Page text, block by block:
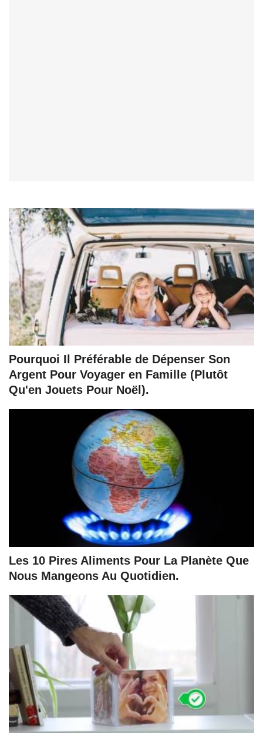
Pourquoi Il Préférable de Dépenser Son
Argent Pour Voyager en Famille (Plutôt
Qu'en Jouets Pour Noël).
Les 10 Pires Aliments Pour La Planète Que
Nous Mangeons Au Quotidien.